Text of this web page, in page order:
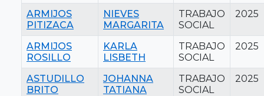
ARMIJOS
PITIZACA
NIEVES
MARGARITA
TRABAJO
SOCIAL
2025
ARMIJOS
ROSILLO
KARLA
LISBETH
TRABAJO
SOCIAL
2025
ASTUDILLO
BRITO
JOHANNA
TATIANA
TRABAJO
SOCIAL
2025